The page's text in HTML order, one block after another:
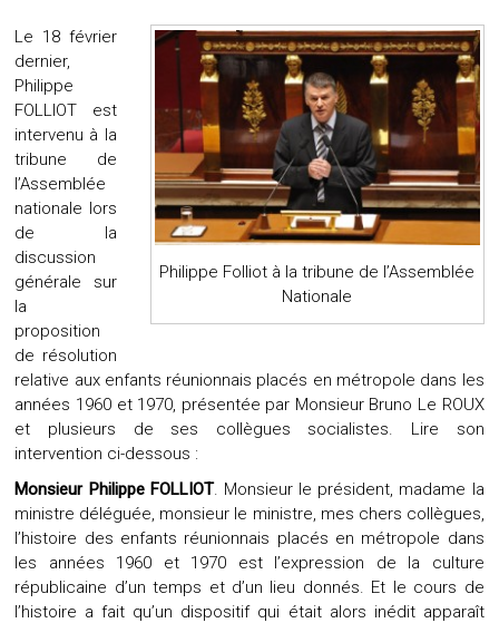
Philippe Folliot à la tribune de l’Assemblée
Nationale
Le 18 février
dernier,
Philippe
FOLLIOT est
intervenu à la
tribune de
l’Assemblée
nationale lors
de la
discussion
générale sur
la
proposition
de résolution
relative aux enfants réunionnais placés en métropole dans les
années 1960 et 1970, présentée par Monsieur Bruno Le ROUX
et plusieurs de ses collègues socialistes. Lire son
intervention ci-dessous :
Monsieur Philippe FOLLIOT. Monsieur le président, madame la
ministre déléguée, monsieur le ministre, mes chers collègues,
l’histoire des enfants réunionnais placés en métropole dans
les années 1960 et 1970 est l’expression de la culture
républicaine d’un temps et d’un lieu donnés. Et le cours de
l’histoire a fait qu’un dispositif qui était alors inédit apparaît